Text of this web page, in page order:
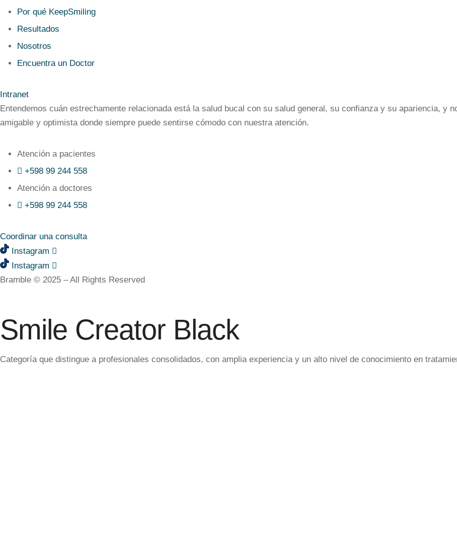
Por qué KeepSmiling
Resultados
Nosotros
Encuentra un Doctor
Intranet
Entendemos cuán estrechamente relacionada está la salud bucal con su salud general, su confianza y su apariencia, y
amigable y optimista donde siempre puede sentirse cómodo con nuestra atención.
Atención a pacientes
+598 99 244 558
Atención a doctores
+598 99 244 558‬‬
Coordinar una consulta
Instagram
Instagram
Bramble © 2025 – All Rights Reserved
Smile Creator Black
Categoría que distingue a profesionales consolidados, con amplia experiencia y un alto nivel de conocimiento en